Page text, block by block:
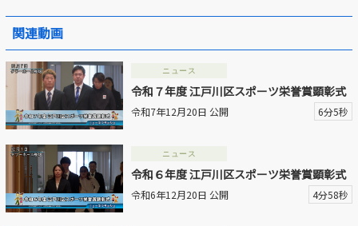
ふるさと散歩
Others
公開日
より前
動画を探す
関連動画
ニュース
令和７年度 江戸川区スポーツ栄誉賞顕彰式
令和7年12月20日 公開 6分5秒
ニュース
令和６年度 江戸川区スポーツ栄誉賞顕彰式
令和6年12月20日 公開 4分58秒